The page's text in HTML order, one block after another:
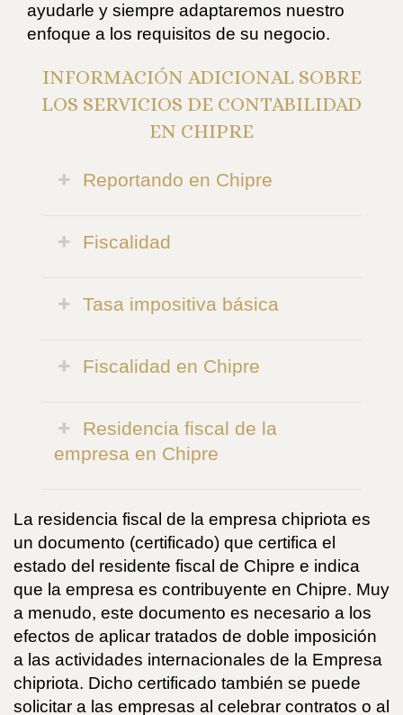
ayudarle y siempre adaptaremos nuestro
enfoque a los requisitos de su negocio.
INFORMACIÓN ADICIONAL SOBRE
LOS SERVICIOS DE CONTABILIDAD
EN CHIPRE
Reportando en Chipre
Fiscalidad
Tasa impositiva básica
Fiscalidad en Chipre
Residencia fiscal de la
empresa en Chipre
La residencia fiscal de la empresa chipriota es
un documento (certificado) que certifica el
estado del residente fiscal de Chipre e indica
que la empresa es contribuyente en Chipre. Muy
a menudo, este documento es necesario a los
efectos de aplicar tratados de doble imposición
a las actividades internacionales de la Empresa
chipriota. Dicho certificado también se puede
solicitar a las empresas al celebrar contratos o al